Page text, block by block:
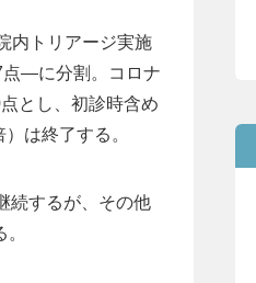
内トリアージ実施
―に分割。コロナ
とし、初診時含め
は終了する。
続するが、その他